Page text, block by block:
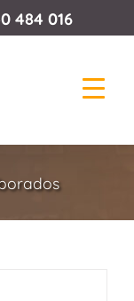
484 016